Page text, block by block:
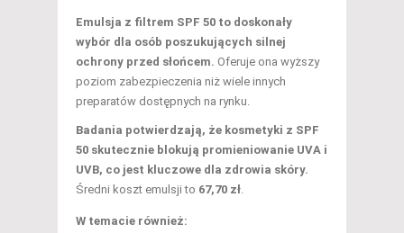
Emulsja z filtrem SPF 50 to doskonały
wybór dla osób poszukujących silnej
ochrony przed słońcem. Oferuje ona wyższy
poziom zabezpieczenia niż wiele innych
preparatów dostępnych na rynku.
Badania potwierdzają, że kosmetyki z SPF
50 skutecznie blokują promieniowanie UVA i
UVB, co jest kluczowe dla zdrowia skóry.
Średni koszt emulsji to 67,70 zł.
W temacie również: